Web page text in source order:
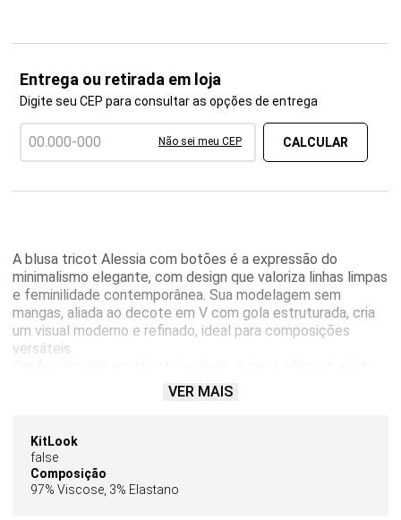
Entrega ou retirada em loja
Digite seu CEP para consultar as opções de entrega
Não sei meu CEP
A blusa tricot Alessia com botões é a expressão do
minimalismo elegante, com design que valoriza linhas limpas
e feminilidade contemporânea. Sua modelagem sem
mangas, aliada ao decote em V com gola estruturada, cria
um visual moderno e refinado, ideal para composições
versáteis.
confortável ao corpo, proporcionando caimento impecável
e toque macio. Os botões metálicos aplicados na parte
sofisticação e um acabamento diferenciado ao modelo.
Perfeita para transitar entre ocasiões, a Alessia pode ser
usada tanto em produções elegantes com alfaiataria
quanto em combinações mais casuais, compondo looks
VER MAIS
KitLook
false
Composição
97% Viscose, 3% Elastano